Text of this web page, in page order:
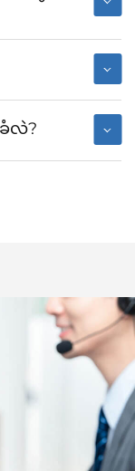
လဲ?